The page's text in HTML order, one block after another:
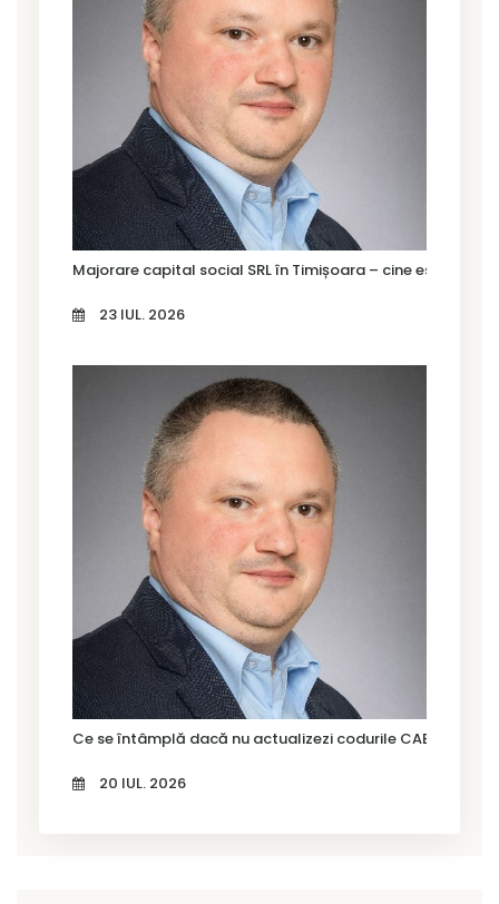
Majorare capital social SRL în Timișoara – cine este
23 IUL. 2026
Ce se întâmplă dacă nu actualizezi codurile CAEN Rev. 3?
20 IUL. 2026